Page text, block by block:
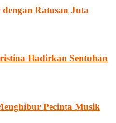
Ratusan Juta
Hadirkan Sentuhan
Pecinta Musik